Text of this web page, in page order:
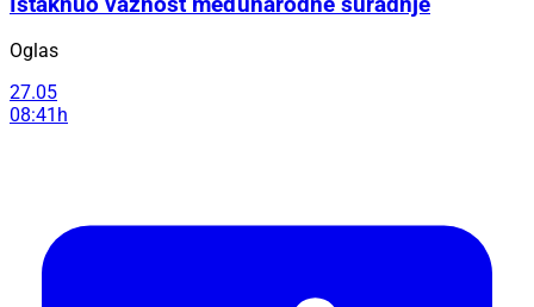
Oglas
27.05
08:41h